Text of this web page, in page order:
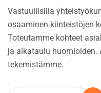
Vastuullisilla
osaaminen kiinteistöjen
Toteutamme kohteet
ja aikataulu
tekemistämme.